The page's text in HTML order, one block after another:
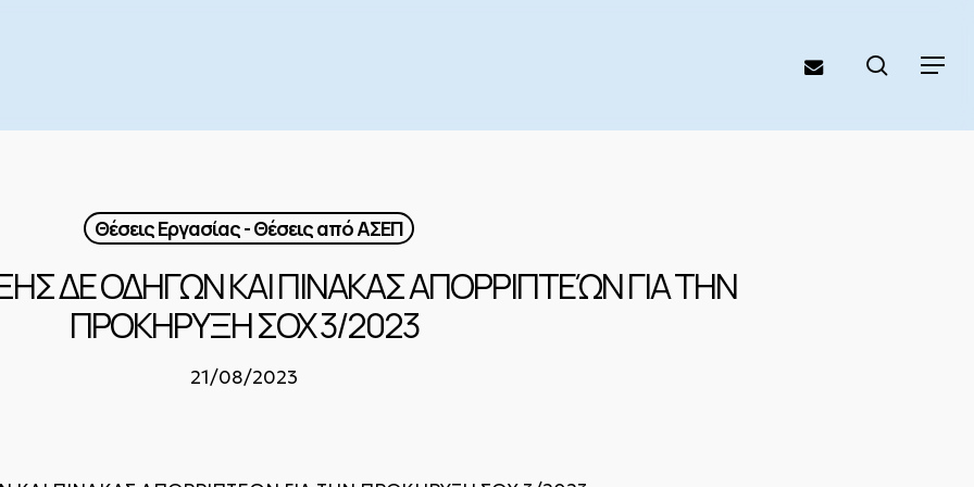
Menu
email search
Θέσεις Εργασίας - Θέσεις από ΑΣΕΠ
ΔΕ ΟΔΗΓΩΝ ΚΑΙ ΠΙΝΑΚΑΣ ΑΠΟΡΡΙΠΤΕΏΝ ΓΙΑ ΤΗΝ
ΠΡΟΚΗΡΥΞΗ ΣΟΧ 3/2023
21/08/2023